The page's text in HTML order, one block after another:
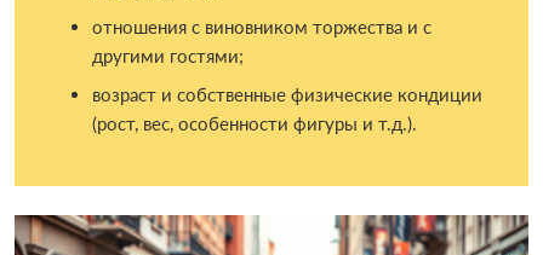
отношения с виновником торжества и с
другими гостями;
возраст и собственные физические кондиции
(рост, вес, особенности фигуры и т.д.).